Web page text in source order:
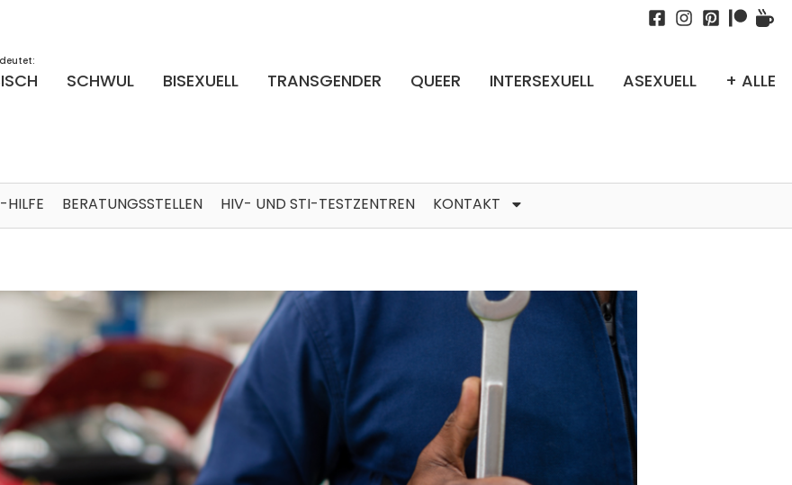
SCHWUL BISEXUELL TRANSGENDER QUEER INTERSEXUELL ASEXUELL + ALLE
HILFE BERATUNGSSTELLEN HIV- UND STI-TESTZENTREN KONTAKT